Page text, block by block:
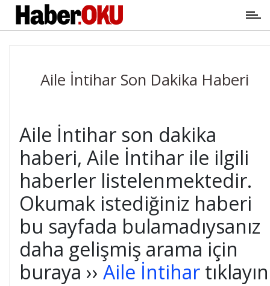
Aile İntihar Son Dakika Haberi
Aile İntihar son dakika
haberi, Aile İntihar ile ilgili
haberler listelenmektedir.
Okumak istediğiniz haberi
bu sayfada bulamadıysanız
daha gelişmiş arama için
buraya ›› Aile İntihar tıklayın